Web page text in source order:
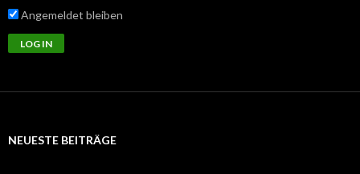
Angemeldet bleiben
NEUESTE BEITRÄGE